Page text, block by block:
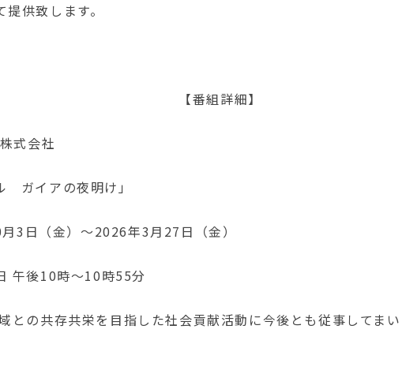
供致します。
【番組詳細】
式会社
ガイアの夜明け」
3日（金）～2026年3月27日（金）
午後10時～10時55分
との共存共栄を目指した社会貢献活動に今後とも従事してまい